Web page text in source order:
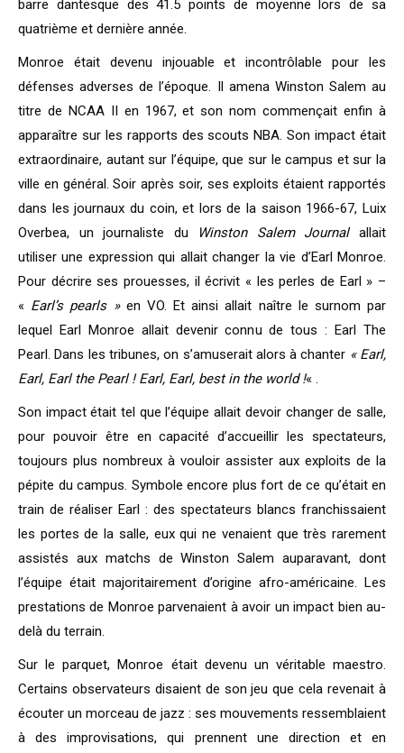
barre dantesque des 41.5 points de moyenne lors de sa
quatrième et dernière année.
Monroe était devenu injouable et incontrôlable pour les
défenses adverses de l’époque. Il amena Winston Salem au
titre de NCAA II en 1967, et son nom commençait enfin à
apparaître sur les rapports des scouts NBA. Son impact était
extraordinaire, autant sur l’équipe, que sur le campus et sur la
ville en général. Soir après soir, ses exploits étaient rapportés
dans les journaux du coin, et lors de la saison 1966-67, Luix
Overbea, un journaliste du
Winston Salem Journalallait
utiliser une expression qui allait changer la vie d’Earl Monroe.
Pour décrire ses prouesses, il écrivit « les perles de Earl » –
« Earl’s pearls » en VO. Et ainsi allait naître le surnom par
lequel Earl Monroe allait devenir connu de tous : Earl The
Pearl. Dans les tribunes, on s’amuserait alors à chanter « Earl,
Earl, Earl the Pearl ! Earl, Earl, best in the world !« .
Son impact était tel que l’équipe allait devoir changer de salle,
pour pouvoir être en capacité d’accueillir les spectateurs,
toujours plus nombreux à vouloir assister aux exploits de la
pépite du campus. Symbole encore plus fort de ce qu’était en
train de réaliser Earl : des spectateurs blancs franchissaient
les portes de la salle, eux qui ne venaient que très rarement
assistés aux matchs de Winston Salem auparavant, dont
l’équipe était majoritairement d’origine afro-américaine. Les
prestations de Monroe parvenaient à avoir un impact bien au-
delà du terrain.
Sur le parquet, Monroe était devenu un véritable maestro.
Certains observateurs disaient de son jeu que cela revenait à
écouter un morceau de jazz : ses mouvements ressemblaient
à des improvisations, qui prennent une direction et en